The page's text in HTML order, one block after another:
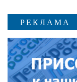
РЕКЛАМА